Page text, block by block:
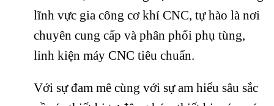
lĩnh vực gia công cơ khí CNC, tự hào là nơi
chuyên cung cấp và phân phối phụ tùng,
linh kiện máy CNC tiêu chuẩn.
Với sự đam mê cùng với sự am hiểu sâu sắc